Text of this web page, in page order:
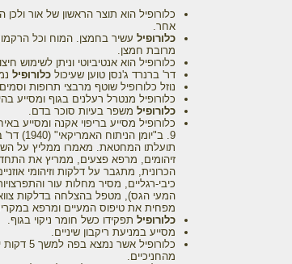
כלורופיל הוא תוצר הראשון של אור
אחר.
כלורופיל עשיר בחמצן. המוח וכל
מרובת חמצן.
כלורופיל הוא אנטיביוטי וניתן לשימוש
דר' ברנרד ג'נסן טוען שעיכול כלורופיל
נוזל כלורופיל שוטף מרבצי תרופות
כלורופיל מנטרל רעלנים בגוף ומסייע
כלורופיל משפר בעיות סוכר בדם.
כלורופיל מסייע בריפוי אקנה ומסייע
9. ב"יומן הניתוח האמריקאי" (1940) דר' בנימין קרוסקין ממליץ על
תועלתו המחטאת. מאמרו ממליץ על
זיהומים, מרפא פצעים, ממריץ את
הכרונית, מתגבר על דלקות וזיהומי
כיבי-רגליים, מסיר מחלות עור
המעי הגס), מטפל בהצלחה בדלקות
מפחית את טיפוס המעיים ומרפא
כלורופיל תפקידו כשל חומר ניקוי בגוף.
מסייע במניעת ריקבון שיניים.
מהחניכיים.